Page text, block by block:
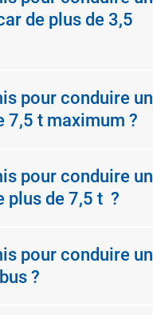
de plus de 3,5
pour conduire un
7,5 t maximum ?
pour conduire un
plus de 7,5 t ?
pour conduire un
?